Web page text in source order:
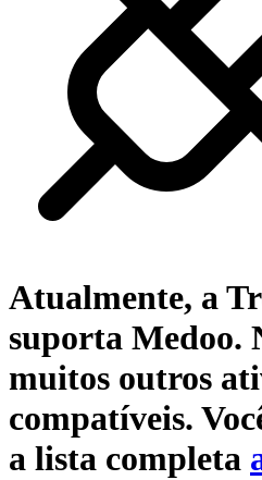
Atualmente, a
suporta Medoo.
muitos outros
compatíveis.
a lista completa